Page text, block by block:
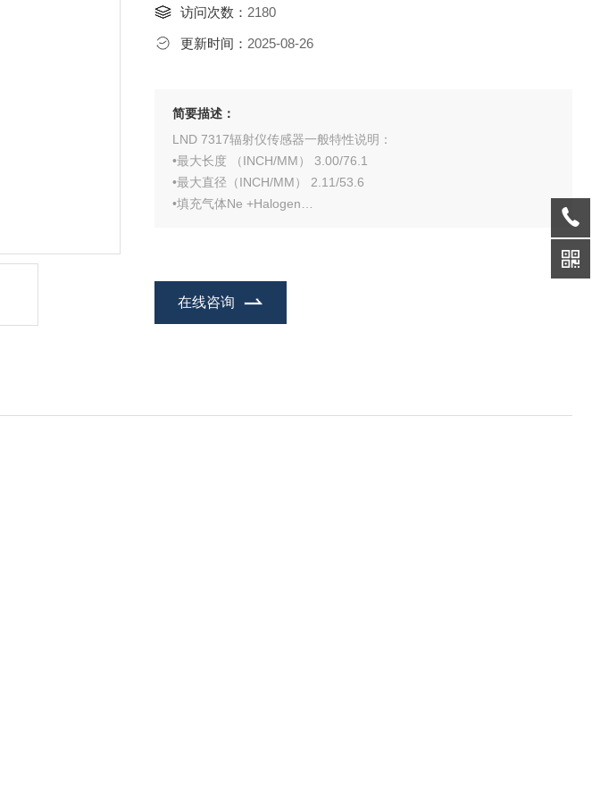
访问次数： 2180
更新时间： 2025-08-26
简要描述：
LND 7317辐射仪传感器一般特性说明：
•最大长度 （INCH/MM） 3.00/76.1
•最大直径（INCH/MM） 2.11/53.6
•填充气体Ne +Halogen
在线咨询